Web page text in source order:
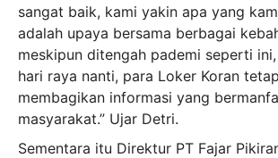
sangat baik, kami yakin apa yang
adalah upaya bersama berbagai
meskipun ditengah pademi seperti
hari raya nanti, para Loker Koran
membagikan informasi yang
masyarakat.” Ujar Detri.
Sementara itu Direktur PT Fajar